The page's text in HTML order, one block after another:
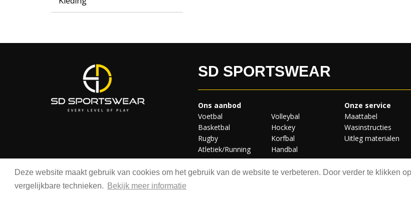
Deze website maakt gebruik van cookies om het gebruik van de website te verbeteren. Door verder te klikken
vergelijkbare technieken.
Bekijk meer informatie
SD SPORTSWEAR
Ons aanbod
Voetbal
Basketbal
Rugby
Atletiek/Running
Volleybal
Hockey
Korfbal
Handbal
Onze service
Maattabel
Wasinstructies
Uitleg materialen